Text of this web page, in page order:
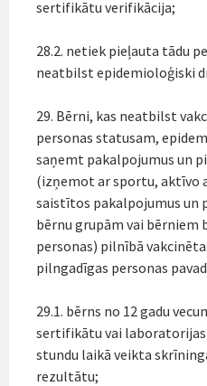
sertifikātu verifikācija;
28.2. netiek pieļauta tādu
neatbilst epidemioloģiski
29. Bērni, kas neatbilst
personas statusam,
saņemt pakalpojumus un
(izņemot ar sportu, aktīvo
saistītos pakalpojumus un
bērnu grupām vai bērniem
personas) pilnībā
pilngadīgas personas
29.1. bērns no 12 gadu
sertifikātu vai laboratorijas
stundu laikā veikta
rezultātu;